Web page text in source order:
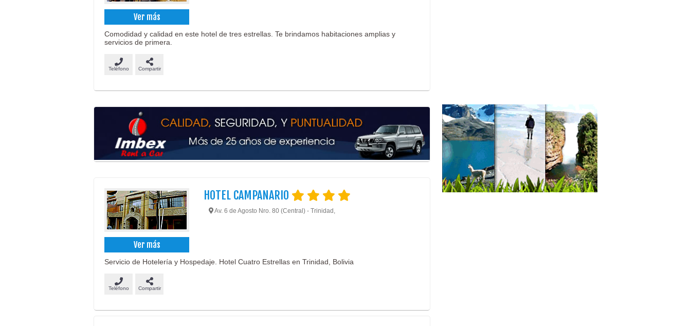
Ver más
Comodidad y calidad en este hotel de tres estrellas. Te brindamos habitaciones amplias y
servicios de primera.
Teléfono Compartir
Ver más
HOTEL CAMPANARIO
Av. 6 de Agosto Nro. 80 (Central) - Trinidad,
Servicio de Hotelería y Hospedaje. Hotel Cuatro Estrellas en Trinidad, Bolivia
Teléfono Compartir